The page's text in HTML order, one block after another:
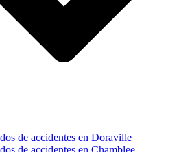
de accidentes en Doraville
de accidentes en Chamblee